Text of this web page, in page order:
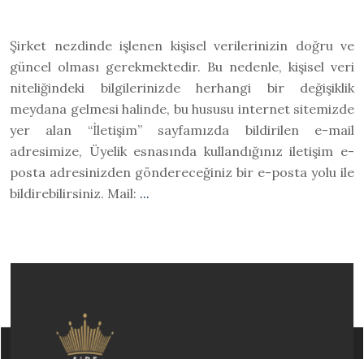
Şirket nezdinde işlenen kişisel verilerinizin doğru ve
güncel olması gerekmektedir. Bu nedenle, kişisel veri
niteliğindeki bilgilerinizde herhangi bir değişiklik
meydana gelmesi halinde, bu hususu internet sitemizde
yer alan “İletişim” sayfamızda bildirilen e-mail
adresimize, Üyelik esnasında kullandığınız iletişim e-
posta adresinizden göndereceğiniz bir e-posta yolu ile
bildirebilirsiniz. Mail: ...